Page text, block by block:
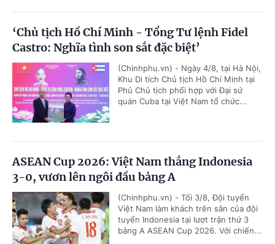
‘Chủ tịch Hồ Chí Minh - Tổng Tư lệnh Fidel
Castro: Nghĩa tình son sắt đặc biệt’
(Chinhphu.vn) - Ngày 4/8, tại Hà Nội,
Khu Di tích Chủ tịch Hồ Chí Minh tại
Phủ Chủ tịch phối hợp với Đại sứ
quán Cuba tại Việt Nam tổ chức...
ASEAN Cup 2026: Việt Nam thắng Indonesia
3-0, vươn lên ngôi đầu bảng A
(Chinhphu.vn) - Tối 3/8, Đội tuyển
Việt Nam làm khách trên sân của đội
tuyển Indonesia tại lượt trận thứ 3
bảng A ASEAN Cup 2026. Với chiến...